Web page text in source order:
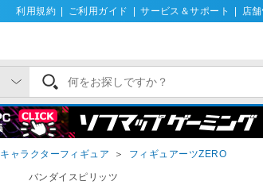
利用規約 ご利用ガイド サービス＆サポート 店
キャラクターフィギュア ＞ フィギュアーツZERO
バンダイスピリッツ